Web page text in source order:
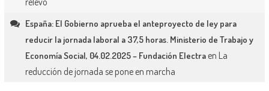
España: El Gobierno aprueba el anteproyecto de ley para
reducir la jornada laboral a 37,5 horas. Ministerio de Trabajo y
Economía Social, 04.02.2025 – Fundación Electraen La
reducción de jornada se pone en marcha